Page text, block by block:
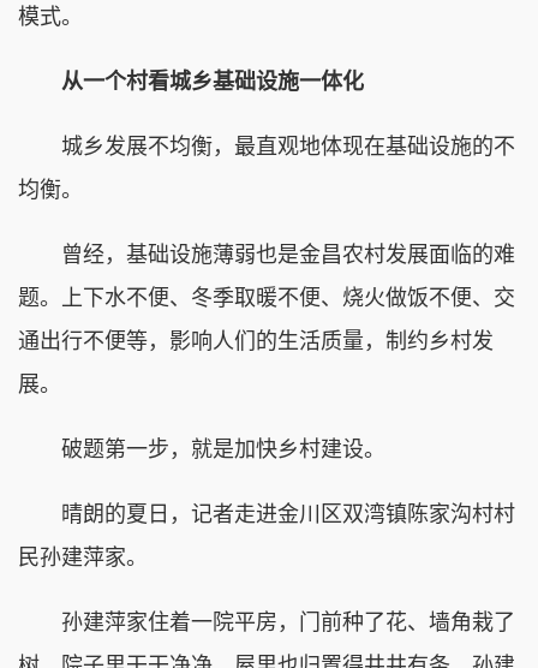
模式。
从一个村看城乡基础设施一体化
城乡发展不均衡，最直观地体现在基础设施的不
均衡。
曾经，基础设施薄弱也是金昌农村发展面临的难
题。上下水不便、冬季取暖不便、烧火做饭不便、交
通出行不便等，影响人们的生活质量，制约乡村发
展。
破题第一步，就是加快乡村建设。
晴朗的夏日，记者走进金川区双湾镇陈家沟村村
民孙建萍家。
孙建萍家住着一院平房，门前种了花、墙角栽了